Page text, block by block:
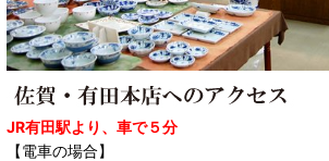
JR有田駅より、車で５分
【電車の場合】